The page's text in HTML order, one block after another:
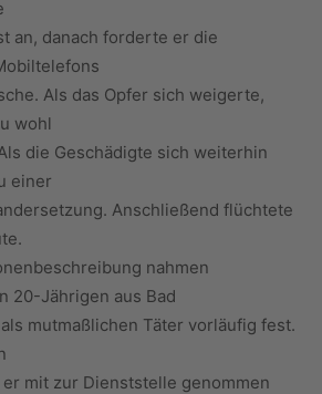
an, danach forderte er die
Als das Opfer sich weigerte,
wohl
die Geschädigte sich weiterhin
einer
Anschließend flüchtete
nahmen
20-Jährigen aus Bad
mutmaßlichen Täter vorläufig fest.
mit zur Dienststelle genommen